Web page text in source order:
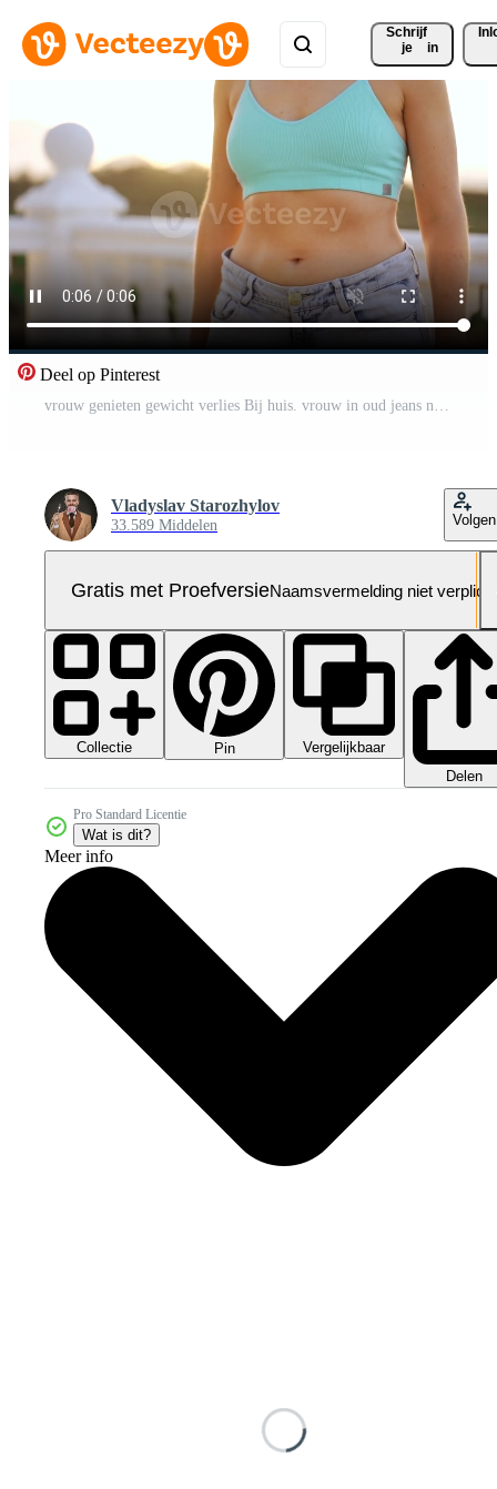
Schrijf
je
in
Deel op Pinterest
vrouw genieten gewicht verlies Bij huis. vrouw in oud jeans na geslaagd eetpatroon. Pro Video
Vladyslav Starozhylov
33.589 Middelen Volgen
Gratis met ProefversieNaamsvermelding niet verplicht
Collectie Pin
Vergelijkbaar
Delen
Pro Standard Licentie
Wat is dit?
Meer info